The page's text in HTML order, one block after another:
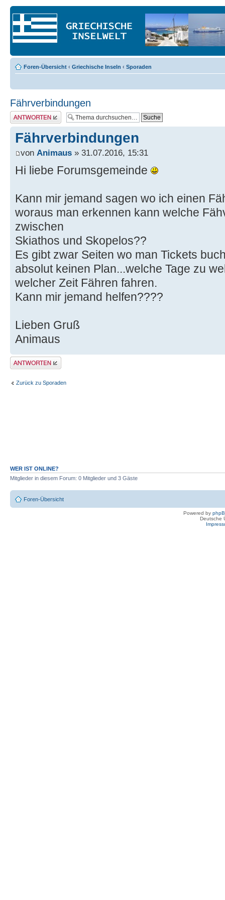
Foren-Übersicht ‹ Griechische Inseln ‹ Sporaden
Fährverbindungen
Antwort erstellen
Fährverbindungen
von Animaus » 31.07.2016, 15:31
Hi liebe Forumsgemeinde
Kann mir jemand sagen wo ich einen
woraus man erkennen kann welche
zwischen
Skiathos und Skopelos??
Es gibt zwar Seiten wo man Tickets
absolut keinen Plan...welche Tage zu
welcher Zeit Fähren fahren.
Kann mir jemand helfen????
Lieben Gruß
Animaus
Antwort erstellen
Zurück zu Sporaden
WER IST ONLINE?
Mitglieder in diesem Forum: 0 Mitglieder und 3 Gäste
Foren-Übersicht
Powered by
Deutsche